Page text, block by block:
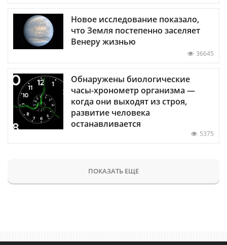
Новое исследование показало,
что Земля постепенно заселяет
Венеру жизнью
36645
Обнаружены биологические
часы-хронометр организма —
когда они выходят из строя,
развитие человека
останавливается
5375
ПОКАЗАТЬ ЕЩЕ